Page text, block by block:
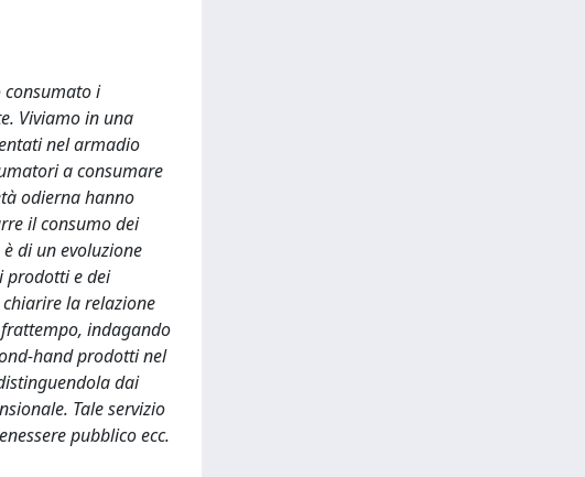
consumato i
Viviamo in una
nel armadio
a consumare
odierna hanno
il consumo dei
di un evoluzione
prodotti e dei
la relazione
indagando
hand prodotti nel
dai
Tale servizio
pubblico ecc.